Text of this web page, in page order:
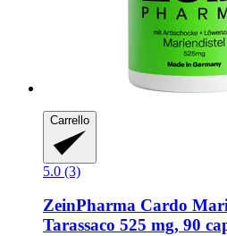
Carrello
5.0 (3)
ZeinPharma Cardo
Tarassaco 525 mg, 90